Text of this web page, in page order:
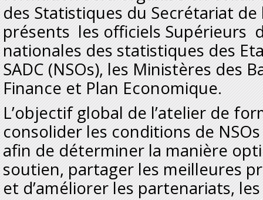
des Statistiques du Secrétariat de
présents les officiels Supérieurs
nationales des statistiques des
SADC (NSOs), les Ministères des
Finance et Plan Economique.
L’objectif global de l’atelier de
consolider les conditions de
afin de déterminer la manière
soutien, partager les meilleures
et d’améliorer les partenariats,